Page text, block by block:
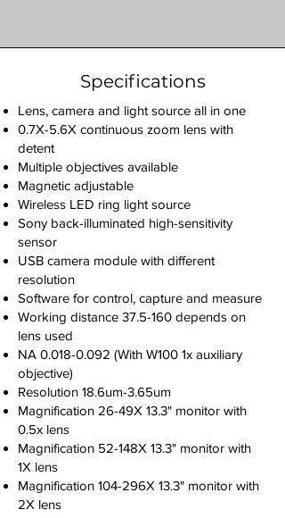
Specifications
Lens, camera and light source all in one
0.7X-5.6X continuous zoom lens with
detent
Multiple objectives available
Magnetic adjustable
Wireless LED ring light source
Sony back-illuminated high-sensitivity
sensor
USB camera module with different
resolution
Software for control, capture and measure
Working distance 37.5-160 depends on
lens used
NA 0.018-0.092 (With W100 1x auxiliary
objective)
Resolution 18.6um-3.65um
Magnification 26-49X 13.3" monitor with
0.5x lens
Magnification 52-148X 13.3" monitor with
1X lens
Magnification 104-296X 13.3" monitor with
2X lens